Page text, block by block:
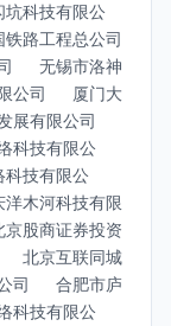
坑科技有限公
铁路工程总公司
无锡市洛神
公司
厦门大
展有限公司
科技有限公
科技有限公
洋木河科技有限
京股商证券投资
北京互联同城
司
合肥市庐
科技有限公